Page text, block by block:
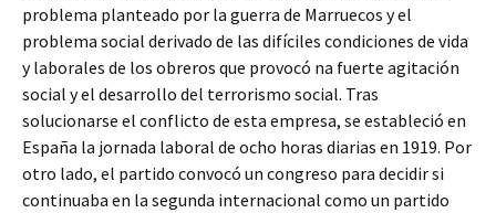
problema planteado por la guerra de Marruecos y el
problema social derivado de las difíciles condiciones de vida
y laborales de los obreros que provocó na fuerte agitación
social y el desarrollo del terrorismo social. Tras
solucionarse el conflicto de esta empresa, se estableció en
España la jornada laboral de ocho horas diarias en 1919. Por
otro lado, el partido convocó un congreso para decidir si
continuaba en la segunda internacional como un partido